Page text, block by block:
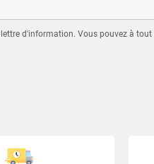
d'information. Vous pouvez à